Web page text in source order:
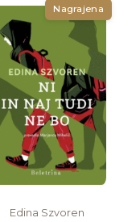
Nagrajena
Edina Szvoren